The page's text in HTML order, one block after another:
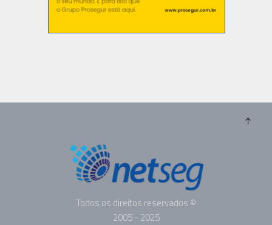
Todos os direitos reservados ©
2005 - 2025